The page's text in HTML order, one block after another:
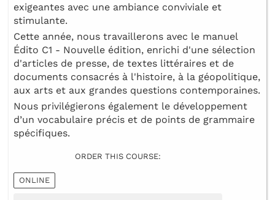
exigeantes avec une ambiance conviviale et
stimulante.
Cette année, nous travaillerons avec le manuel
Édito C1 - Nouvelle édition, enrichi d'une sélection
d'articles de presse, de textes littéraires et de
documents consacrés à l'histoire, à la géopolitique,
aux arts et aux grandes questions contemporaines.
Nous privilégierons également le développement
d’un vocabulaire précis et de points de grammaire
spécifiques.
ORDER THIS COURSE:
ONLINE